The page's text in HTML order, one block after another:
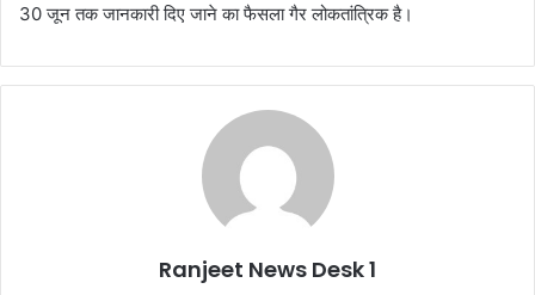
30 जून तक जानकारी दिए जाने का फैसला गैर लोकतांत्रिक है।
Ranjeet News Desk 1